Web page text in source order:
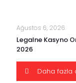
Ağustos 6, 2026
Legalne Kasyno
2026
Daha fazla